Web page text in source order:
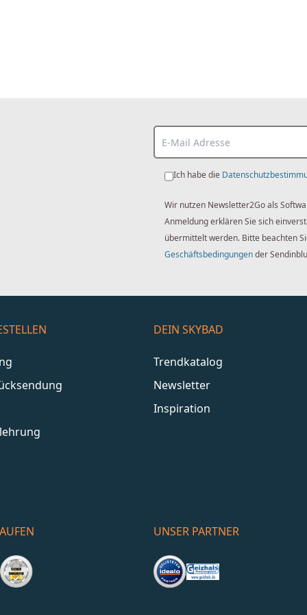
Ich habe die
Wir nutzen Newsletter2Go als
Anmeldung erklären Sie sich
übermittelt werden. Bitte beachten
Geschäftsbedingungender
DEIN SKYBAD
Trendkatalog
Newsletter
Inspiration
UNSER PARTNER